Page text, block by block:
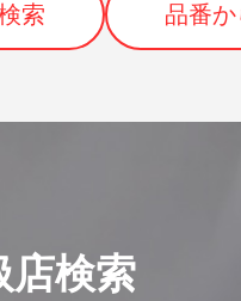
索 品番
店検索